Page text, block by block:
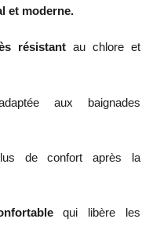
et moderne.
résistantau chlore et
aux baignades
de confort après la
qui libère les